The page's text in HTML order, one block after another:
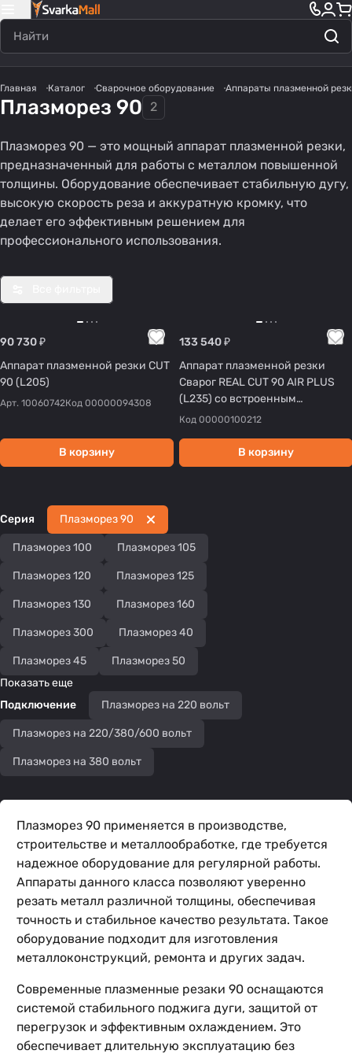
Главная Каталог Сварочное оборудование Аппараты плазменной
Плазморез 90 2
Плазморез 90 — это мощный аппарат плазменной резки,
предназначенный для работы с металлом повышенной
толщины. Оборудование обеспечивает стабильную дугу,
высокую скорость реза и аккуратную кромку, что
делает его эффективным решением для
профессионального использования.
90 730 ₽
Аппарат плазменной резки CUT
90 (L205)
Арт. 10060742Код 00000094308
В корзину
133 540 ₽
Аппарат плазменной резки
Сварог REAL CUT 90 AIR PLUS
(L235) со встроенным
компрессором
Код 00000100212
В корзину
Серия
Плазморез 100 Плазморез 105
Плазморез 120 Плазморез 125
Плазморез 130 Плазморез 160
Плазморез 300 Плазморез 40
Плазморез 45 Плазморез 50
Плазморез 90
Показать еще
Подключение
Плазморез на 220 вольт
Плазморез на 220/380/600 вольт
Плазморез на 380 вольт
Плазморез 90 применяется в производстве,
строительстве и металлообработке, где требуется
надежное оборудование для регулярной работы.
Аппараты данного класса позволяют уверенно
резать металл различной толщины, обеспечивая
точность и стабильное качество результата. Такое
оборудование подходит для изготовления
металлоконструкций, ремонта и других задач.
Современные плазменные резаки 90 оснащаются
системой стабильного поджига дуги, защитой от
перегрузок и эффективным охлаждением. Это
обеспечивает длительную эксплуатацию без